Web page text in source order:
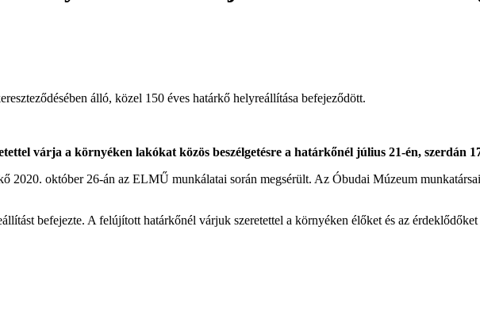
álló, közel 150 éves határkő helyreállítása befejeződött.
várja a környéken lakókat közös beszélgetésre a határkőnél július 21-én, szerdán
2020. október 26-án az ELMŰ munkálatai során megsérült. Az Óbudai Múzeum
befejezte. A felújított határkőnél várjuk szeretettel a környéken élőket és az érdeklődőket